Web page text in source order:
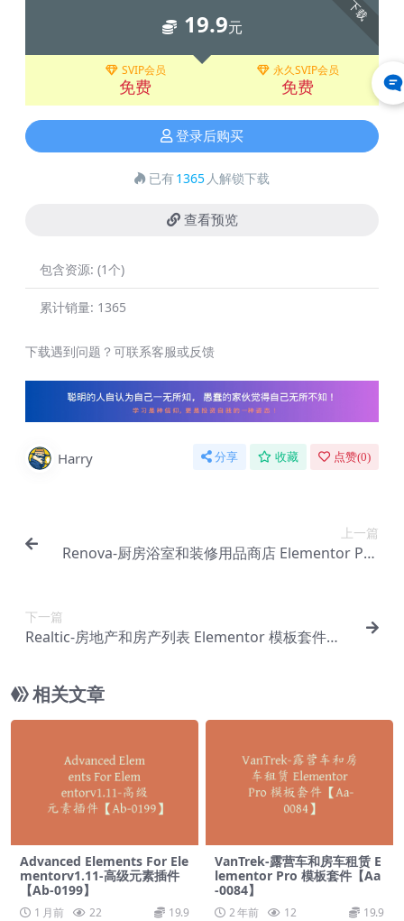
下载
19.9元
SVIP会员
免费
永久SVIP会员
免费
登录后购买
已有1365 人解锁下载
查看预览
包含资源: (1个)
累计销量: 1365
下载遇到问题？可联系客服或反馈
Harry 分享 收藏 点赞(0)
上一篇
Renova-厨房浴室和装修用品商店 Elementor Pro
下一篇
Realtic-房地产和房产列表 Elementor 模板套件【A
相关文章
Advanced Elements For Ele
mentorv1.11-高级元素插件
【Ab-0199】
1 月前 22 19.9
VanTrek-露营车和房车租赁 E
lementor Pro 模板套件【Aa
-0084】
2 年前 12 19.9